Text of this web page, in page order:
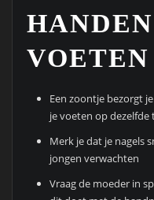
VOETEN
Een zoontje bezorgt
je voeten op
Merk je dat je nagels
jongen verwachten
Vraag de moeder in